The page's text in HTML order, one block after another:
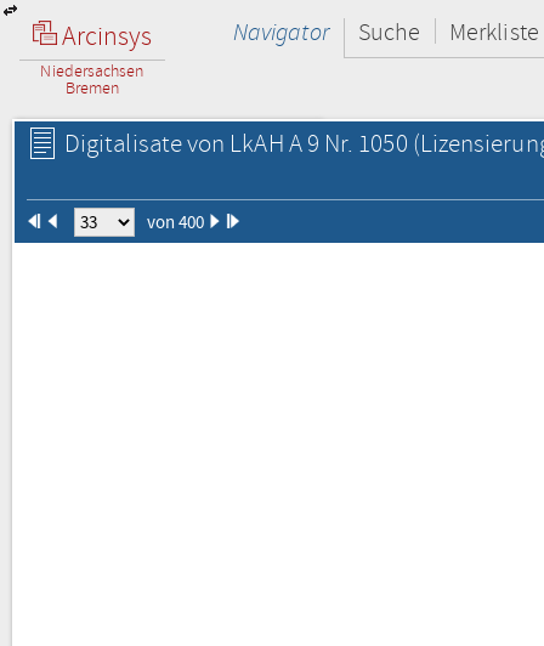
Arcinsys
Niedersachsen
Bremen
Navigator Suche Merkliste
Digitalisate von LkAH A 9 Nr. 1050
von 400